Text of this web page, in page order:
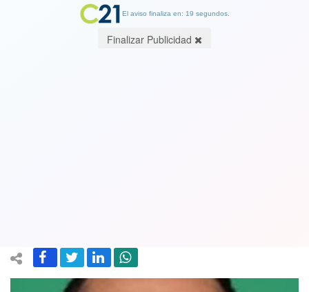
El aviso finaliza en: 19 segundos.
Finalizar Publicidad